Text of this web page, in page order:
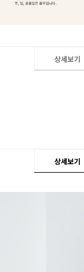
상세보기
상세보기